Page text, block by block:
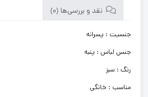
نقد و بررسی‌ها (0)
جنسیت : پسرانه
جنس لباس : پنبه
رنگ : سبز
مناسب : خانگی